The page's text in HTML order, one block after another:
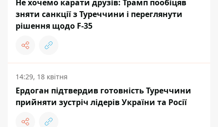
Не хочемо карати друзів: Трамп пообіцяв
зняти санкції з Туреччини і переглянути
рішення щодо F-35
14:29, 18 квітня
Ердоган підтвердив готовність Туреччини
прийняти зустріч лідерів України та Росії